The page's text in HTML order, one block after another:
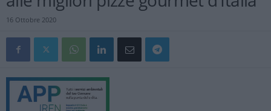
16 Ottobre 2020